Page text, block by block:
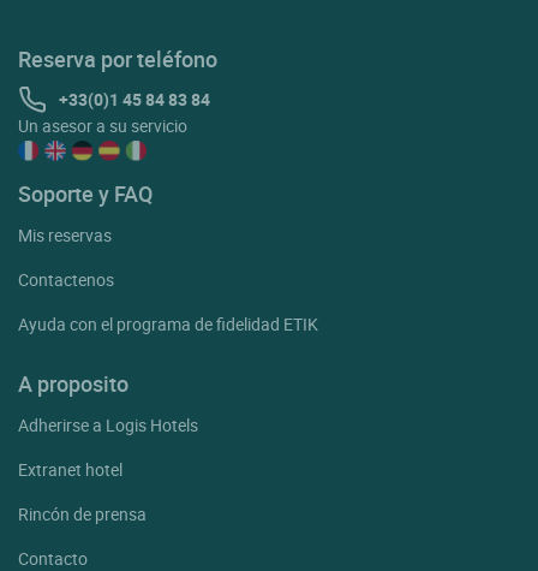
Reserva por teléfono
+33(0)1 45 84 83 84
Un asesor a su servicio
Soporte y FAQ
Mis reservas
Contactenos
Ayuda con el programa de fidelidad ETIK
A proposito
Adherirse a Logis Hotels
Extranet hotel
Rincón de prensa
Contacto